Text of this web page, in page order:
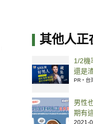
其他人正
1/2機
還是
PR・台
男性
期有